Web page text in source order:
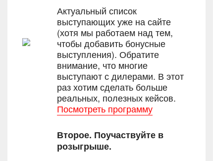
Актуальный список
выступающих уже на сайте
(хотя мы работаем над тем,
чтобы добавить бонусные
выступления). Обратите
внимание, что многие
выступают с дилерами. В этот
раз хотим сделать больше
реальных, полезных кейсов.
Посмотреть программу
Второе. Поучаствуйте в
розыгрыше.